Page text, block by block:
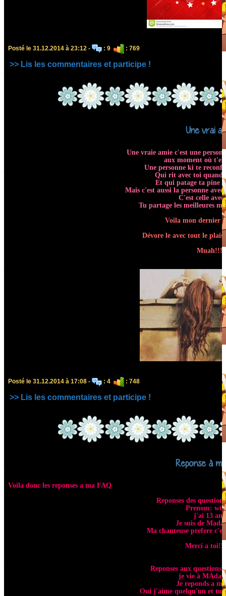
Posté le 31.12.2014 à 23:12 - : 9 : 769
>> Lis les commentaires et participe !
Une vrai
Une vraie amie c'est une
aux moment où t'en
Une personne ki te
Qui rit avec toi quand
Et qui patage ta pine
Mais c'est aussi la personne
C'est celle
Tu partage les meilleures
Voila mon dernier
Dévore le avec tout le
Muah!!!
Posté le 31.12.2014 à 17:08 - : 4 : 748
>> Lis les commentaires et participe !
Reponse à
Voila donc les reponses a ma FAQ
Reponses des
Prenom:
j'ai 13 ans
Je suis de
Ma chanteuse prefere
Merci a toi!!
Reponses aux
je vie à
Je reponds a
Oui j'aime quelqu'un et tu